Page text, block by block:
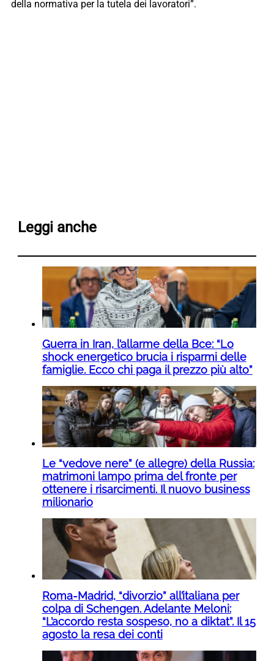
della normativa per la tutela dei lavoratori”.
Leggi anche
Guerra in Iran, l’allarme della Bce: “Lo
shock energetico brucia i risparmi delle
famiglie. Ecco chi paga il prezzo più alto”
Le “vedove nere” (e allegre) della Russia:
matrimoni lampo prima del fronte per
ottenere i risarcimenti. Il nuovo business
milionario
Roma-Madrid, “divorzio” all’italiana per
colpa di Schengen. Adelante Meloni:
“L’accordo resta sospeso, no a diktat”. Il 15
agosto la resa dei conti